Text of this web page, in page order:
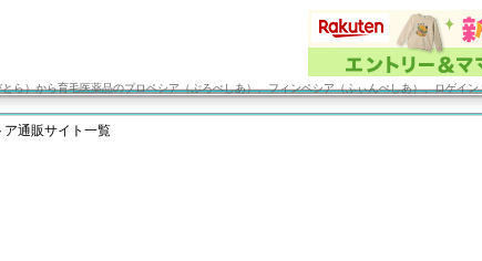
ら）から育毛医薬品のプロペシア（ぷろぺしあ）、フィンペシア（ふぃんぺしあ）、ロゲイ
ア通販サイト一覧